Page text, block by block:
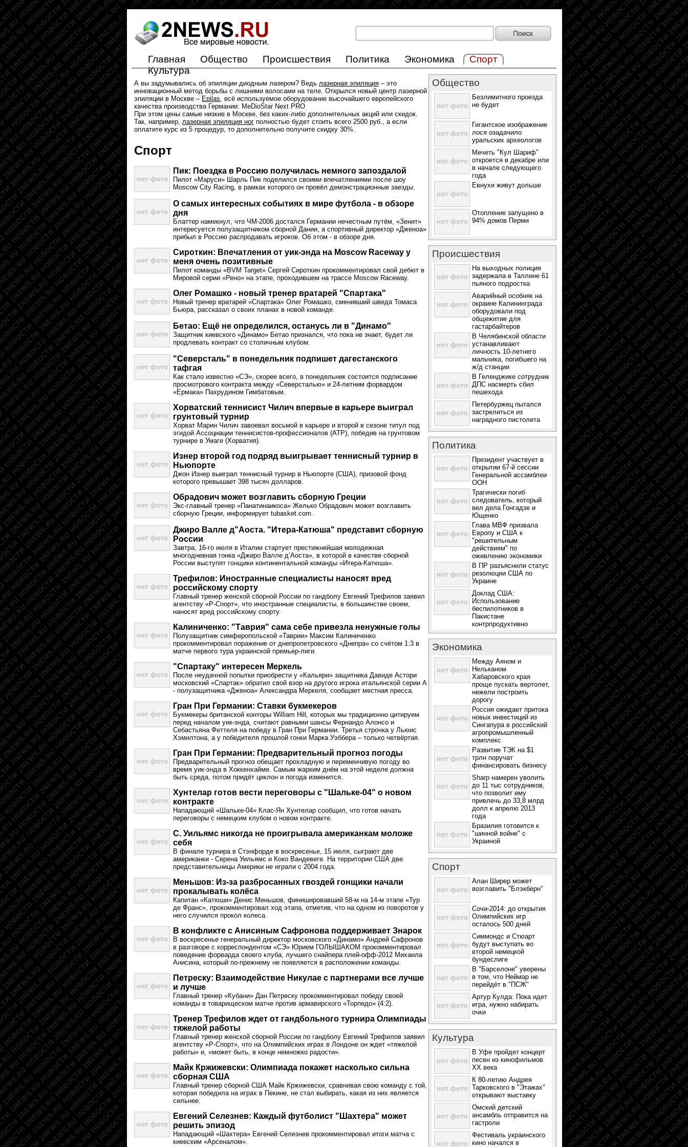
Главная Общество Происшествия Политика Экономика
Спорт
Культура
А вы задумывались об эпиляции диодным лазером? Ведь лазерная эпиляция – это
инновационный метод борьбы с лишними волосами на теле. Открылся новый центр лазерной
эпиляции в Москве – Epilas, всё используемое оборудование высочайшего европейского
качества производства Германии: MeDioStar Next PRO
При этом цены самые низкие в Москве, без каких-либо дополнительных акций или скидок.
Так, например, лазерная эпиляция ног полностью будет стоить всего 2500 руб., а если
оплатите курс из 5 процедур, то дополнительно получите скидку 30%.
Спорт
Пик: Поездка в Россию получилась немного запоздалой
Пилот «Маруси» Шарль Пик поделился своими впечатлениями после шоу
Moscow City Racing, в рамках которого он провёл демонстрационные заезды.
О самых интересных событиях в мире футбола - в обзоре
дня
Блаттер намекнул, что ЧМ-2006 достался Германии нечестным путём, «Зенит»
интересуется полузащитником сборной Дании, а спортивный директор «Дженоа»
прибыл в Россию распродавать игроков. Об этом - в обзоре дня.
Сироткин: Впечатления от уик-энда на Moscow Raceway у
меня очень позитивные
Пилот команды «BVM Target» Сергей Сироткин прокомментировал свой дебют в
Мировой серии «Рено» на этапе, проходившем на трассе Moscow Raceway.
Олег Ромашко - новый тренер вратарей "Спартака"
Новый тренер вратарей «Спартака» Олег Ромашко, сменивший шведа Томаса
Бьюра, рассказал о своих планах в новой команде.
Бетао: Ещё не определился, останусь ли в "Динамо"
Защитник киевского «Динамо» Бетао признался, что пока не знает, будет ли
продлевать контракт со столичным клубом.
"Северсталь" в понедельник подпишет дагестанского
тафгая
Как стало известно «СЭ», скорее всего, в понедельник состоится подписание
просмотрового контракта между «Северсталью» и 24-летним форвардом
«Ермака» Пахрудином Гимбатовым.
Хорватский теннисист Чилич впервые в карьере выиграл
грунтовый турнир
Хорват Марин Чилич завоевал восьмой в карьере и второй в сезоне титул под
эгидой Ассоциации теннисистов-профессионалов (АТР), победив на грунтовом
турнире в Умаге (Хорватия).
Изнер второй год подряд выигрывает теннисный турнир в
Ньюпорте
Джон Изнер выиграл теннисный турнир в Ньюпорте (США), призовой фонд
которого превышает 398 тысяч долларов.
Обрадович может возглавить сборную Греции
Экс-главный тренер «Панатинаикоса» Желько Обрадович может возглавить
сборную Греции, информирует tubasket.com.
Джиро Валле д"Аоста. "Итера-Катюша" представит сборную
России
Завтра, 16-го июля в Италии стартует престижнейшая молодежная
многодневная гонка «Джиро Валле д’Аоста», в которой в качестве сборной
России выступят гонщики континентальной команды «Итера-Катюша».
Трефилов: Иностранные специалисты наносят вред
российскому спорту
Главный тренер женской сборной России по гандболу Евгений Трефилов заявил
агентству «Р-Спорт», что иностранные специалисты, в большинстве своем,
наносят вред российскому спорту.
Калиниченко: "Таврия" сама себе привезла ненужные голы
Полузащитник симферопольской «Таврии» Максим Калиниченко
прокомментировал поражение от днепропетровского «Днепра» со счётом 1:3 в
матче первого тура украинской премьер-лиги.
"Спартаку" интересен Меркель
После неудачной попытки приобрести у «Кальяри» защитника Давиде Астори
московский «Спартак» обратил свой взор на другого игрока итальянской серии A
- полузащитника «Дженоа» Александра Меркеля, сообщает местная пресса.
Гран При Германии: Ставки букмекеров
Букмекеры британской конторы William Hill, которых мы традиционно цитируем
перед началом уик-энда, считают равными шансы Фернандо Алонсо и
Себастьяна Феттеля на победу в Гран При Германии. Третья строчка у Льюис
Хэмилтона, а у победителя прошлой гонки Марка Уэббера – только четвёртая.
Гран При Германии: Предварительный прогноз погоды
Предварительный прогноз обещает прохладную и переменчивую погоду во
время уик-энда в Хоккенхайме. Самым жарким днём на этой неделе должна
быть среда, потом придёт циклон и погода изменится.
Хунтелар готов вести переговоры с "Шальке-04" о новом
контракте
Нападающий «Шальке-04» Клас-Ян Хунтелар сообщил, что готов начать
переговоры с немецким клубом о новом контракте.
С. Уильямс никогда не проигрывала американкам моложе
себя
В финале турнира в Стэнфорде в воскресенье, 15 июля, сыграют две
американки - Серена Уильямс и Коко Вандевеге. На территории США две
представительницы Америки не играли с 2004 года.
Меньшов: Из-за разбросанных гвоздей гонщики начали
прокалывать колёса
Капитан «Катюши» Денис Меньшов, финишировавший 58-м на 14-м этапе «Тур
де Франс», прокомментировал ход этапа, отметив, что на одном из поворотов у
него случился прокол колеса.
В конфликте с Анисиным Сафронова поддерживает Знарок
В воскресенье генеральный директор московского «Динамо» Андрей Сафронов
в разговоре с корреспондентом «СЭ» Юрием ГОЛЫШАКОМ прокомментировал
поведение форварда своего клуба, лучшего снайпера плей-офф-2012 Михаила
Анисина, который по-прежнему не появляется в расположении команды.
Петреску: Взаимодействие Никулае с партнерами все лучше
и лучше
Главный тренер «Кубани» Дан Петреску прокомментировал победу своей
команды в товарищеском матче против армавирского «Торпедо» (4:2).
Тренер Трефилов ждет от гандбольного турнира Олимпиады
тяжелой работы
Главный тренер женской сборной России по гандболу Евгений Трефилов заявил
агентству «Р-Спорт», что на Олимпийских играх в Лондоне он ждет «тяжелой
работы» и, «может быть, в конце немножко радости».
Майк Кржижевски: Олимпиада покажет насколько сильна
сборная США
Главный тренер сборной США Майк Кржижевски, сравнивая свою команду с той,
которая победила на играх в Пекине, не стал выбирать, какая из них является
сильнее.
Евгений Селезнев: Каждый футболист "Шахтера" может
решить эпизод
Нападающий «Шахтера» Евгений Селезнев прокомментировал итоги матча с
киевским «Арсеналом».
Общество
Безлимитного проезда
не будет
Гигантское изображение
лося озадачило
уральских археологов
Мечеть "Кул Шариф"
откроется в декабре или
в начале следующего
года
Евнухи живут дольше
Отопление запущено в
94% домов Перми
Происшествия
На выходных полиция
задержала в Таллине 61
пьяного подростка
Аварийный особняк на
окраине Калининграда
оборудовали под
общежитие для
гастарбайтеров
В Челябинской области
устанавливают
личность 10-летнего
мальчика, погибшего на
ж/д станции
В Геленджике сотрудник
ДПС насмерть сбил
пешехода
Петербуржец пытался
застрелиться из
наградного пистолета
Политика
Президент участвует в
открытии 67-й сессии
Генеральной ассамблеи
ООН
Трагически погиб
следователь, который
вел дела Гонгадзе и
Ющенко
Глава МВФ призвала
Европу и США к
"решительным
действиям" по
оживлению экономики
В ПР разъяснили статус
резолюции США по
Украине
Доклад США:
Использование
беспилотников в
Пакистане
контрпродуктивно
Экономика
Между Аяном и
Нельканом
Хабаровского края
проще пускать вертолет,
нежели построить
дорогу
Россия ожидает притока
новых инвестиций из
Сингапура в российский
агропромышленный
комплекс
Развитие ТЭК на $1
трлн поручат
финансировать бизнесу
Sharp намерен уволить
до 11 тыс сотрудников,
что позволит ему
привлечь до 33,8 млрд
долл к апрелю 2013
года
Бразилия готовится к
"шинной войне" с
Украиной
Спорт
Алан Ширер может
возглавить "Блэкберн"
Сочи-2014: до открытия
Олимпийских игр
осталось 500 дней
Симмондс и Стюарт
будут выступать во
второй немецкой
бундеслиге
В "Барселоне" уверены
в том, что Неймар не
перейдёт в "ПСЖ"
Артур Кулда: Пока идет
игра, нужно набирать
очки
Культура
В Уфе пройдет концерт
песен из кинофильмов
ХХ века
К 80-летию Андрея
Тарковского в "Этажах"
открывают выставку
Омский детский
ансамбль отправится на
гастроли
Фестиваль украинского
кино начался в